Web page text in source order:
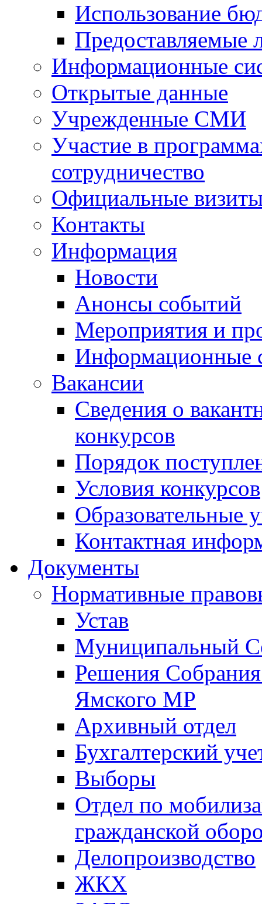
Использование
Предоставляемые
Информационные
Открытые данные
Учрежденные СМИ
Участие в
сотрудничество
Официальные
Контакты
Информация
Новости
Анонсы событий
Мероприятия и
Информационные
Вакансии
Сведения о
конкурсов
Порядок
Условия конкурсов
Образовательные
Контактная
Документы
Нормативные
Устав
Муниципальный
Решения
Ямского МР
Архивный отдел
Бухгалтерский
Выборы
Отдел по
гражданской
Делопроизводство
ЖКХ